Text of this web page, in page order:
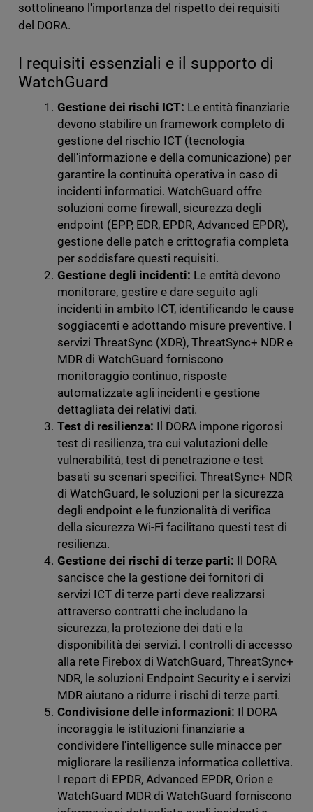
sottolineano l'importanza del rispetto dei requisiti
del DORA.
I requisiti essenziali e il supporto di
WatchGuard
Gestione dei rischi ICT: Le entità finanziarie
devono stabilire un framework completo di
gestione del rischio ICT (tecnologia
dell'informazione e della comunicazione) per
garantire la continuità operativa in caso di
incidenti informatici. WatchGuard offre
soluzioni come firewall, sicurezza degli
endpoint (EPP, EDR, EPDR, Advanced EPDR),
gestione delle patch e crittografia completa
per soddisfare questi requisiti.
Gestione degli incidenti: Le entità devono
monitorare, gestire e dare seguito agli
incidenti in ambito ICT, identificando le cause
soggiacenti e adottando misure preventive. I
servizi ThreatSync (XDR), ThreatSync+ NDR e
MDR di WatchGuard forniscono
monitoraggio continuo, risposte
automatizzate agli incidenti e gestione
dettagliata dei relativi dati.
Test di resilienza: Il DORA impone rigorosi
test di resilienza, tra cui valutazioni delle
vulnerabilità, test di penetrazione e test
basati su scenari specifici. ThreatSync+ NDR
di WatchGuard, le soluzioni per la sicurezza
degli endpoint e le funzionalità di verifica
della sicurezza Wi-Fi facilitano questi test di
resilienza.
Gestione dei rischi di terze parti: Il DORA
sancisce che la gestione dei fornitori di
servizi ICT di terze parti deve realizzarsi
attraverso contratti che includano la
sicurezza, la protezione dei dati e la
disponibilità dei servizi. I controlli di accesso
alla rete Firebox di WatchGuard, ThreatSync+
NDR, le soluzioni Endpoint Security e i servizi
MDR aiutano a ridurre i rischi di terze parti.
Condivisione delle informazioni: Il DORA
incoraggia le istituzioni finanziarie a
condividere l'intelligence sulle minacce per
migliorare la resilienza informatica collettiva.
I report di EPDR, Advanced EPDR, Orion e
WatchGuard MDR di WatchGuard forniscono